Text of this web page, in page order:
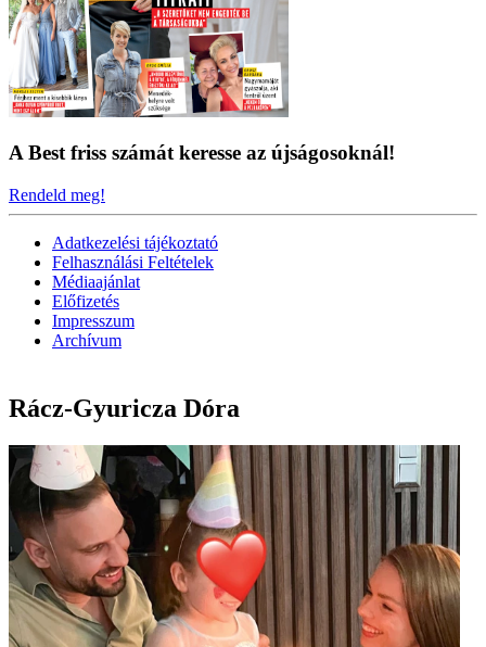
A Best friss számát keresse az újságosoknál!
Rendeld meg!
Adatkezelési tájékoztató
Felhasználási Feltételek
Médiaajánlat
Előfizetés
Impresszum
Archívum
Rácz-Gyuricza Dóra